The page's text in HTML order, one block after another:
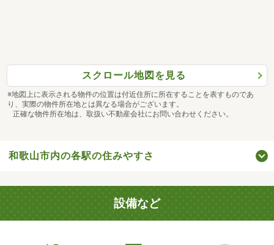
スクロール地図を見る
※地図上に表示される物件の位置は付近住所に所在することを表すものであ
り、実際の物件所在地とは異なる場合がございます。
正確な物件所在地は、取扱い不動産会社にお問い合わせください。
和歌山市内の各駅の住みやすさ
設備など